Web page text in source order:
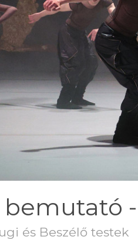
-
és Beszélő testek